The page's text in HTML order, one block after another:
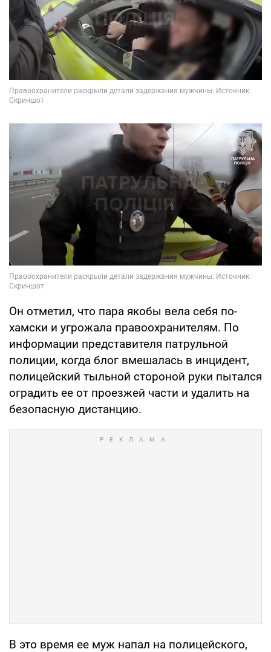
Он отметил, что пара якобы вела себя по-
хамски и угрожала правоохранителям. По
информации представителя патрульной
полиции, когда блог вмешалась в инцидент,
полицейский тыльной стороной руки пытался
оградить ее от проезжей части и удалить на
безопасную дистанцию.
В это время ее муж напал на полицейского,